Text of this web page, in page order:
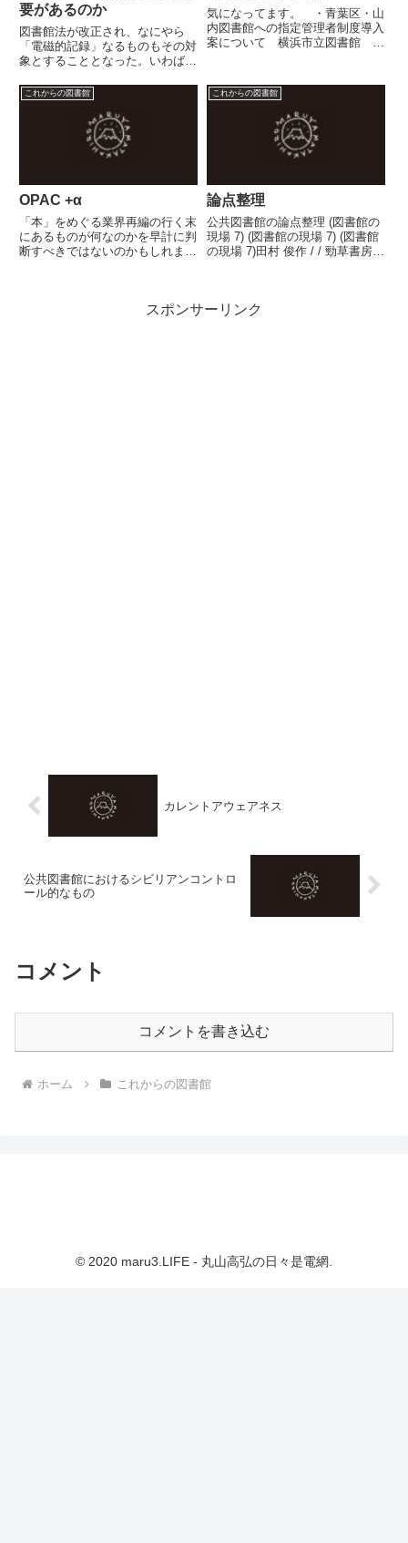
要があるのか
図書館法が改正され、なにやら
「電磁的記録」なるものもその対
象とすることとなった。いわば、
味合いが強いようだが、官公庁や
自治体等がウェブに掲載している
ウェブページやPDFなどもその対
象であろう。ところで先日、こ
気になってます。 ・青葉区・山
内図書館への指定管理者制度導入
案について 横浜市立図書館 ・
決 神奈川新聞 ・行政ファイ
ル：横浜市立山内図書館の指定管
理者制条例案が委員会可決 ／神
これからの図書館
OPAC +α
「本」をめぐる業界再編の行く末
にあるものが何なのかを早計に判
断すべきではないのかもしれまえ
索結果として「本・書籍・文献」
これからの図書館
論点整理
公共図書館の論点整理 (図書館の
現場 7) (図書館の現場 7) (図書館
の現場 7)田村 俊作 / / 勁草書房ス
前（今から５年前）に、読んでお
スポンサーリンク
カレントアウェアネス
公共図書館におけるシビリアンコントロ
ール的なもの
コメント
コメントを書き込む
ホーム これからの図書館
© 2020 maru3.LIFE - 丸山高弘の日々是電網.